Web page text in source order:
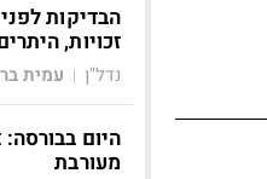
הבדיקות
זכויות,
נדל"ן | עמית בר
היום
מעורבת